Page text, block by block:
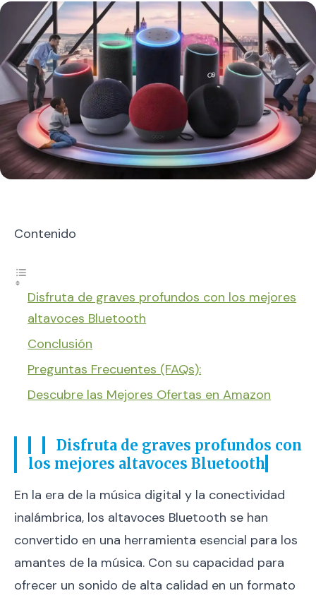
Contenido
Disfruta de graves profundos con los mejores
altavoces Bluetooth
Conclusión
Preguntas Frecuentes (FAQs):
Descubre las Mejores Ofertas en Amazon
Disfruta de graves profundos con
los mejores altavoces Bluetooth
En la era de la música digital y la conectividad
inalámbrica, los altavoces Bluetooth se han
convertido en una herramienta esencial para los
amantes de la música. Con su capacidad para
ofrecer un sonido de alta calidad en un formato